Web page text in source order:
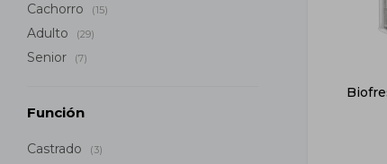
Cachorro (15)
Adulto (29)
Senior (7)
Función
Castrado (3)